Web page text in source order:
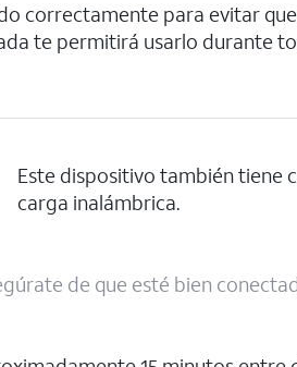
correctamente para evitar
te permitirá usarlo durante
Este dispositivo también tiene
carga inalámbrica.
de que esté bien